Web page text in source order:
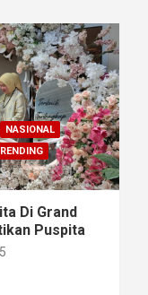
NASIONAL
Di Grand
Puspita